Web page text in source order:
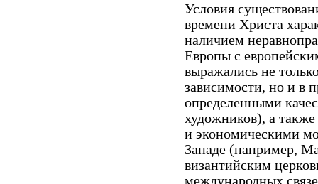
Условия
времени Христа
наличием
Европы с
выражались не
зависимости, но и в
определенными
художников), а
и экономическими
Западе (например,
византийским
международных